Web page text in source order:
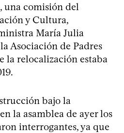
una comisión del
y Cultura,
María Julia
Asociación de Padres
la relocalización estaba
bajo la
la asamblea de ayer los
interrogantes, ya que